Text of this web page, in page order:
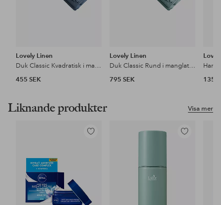
Lovely Linen
Duk Classic Kvadratisk i manglat lin
455 SEK
Lovely Linen
Duk Classic Rund i manglat lin
795 SEK
135
Visa mer
Liknande produkter
Lägg
Lägg